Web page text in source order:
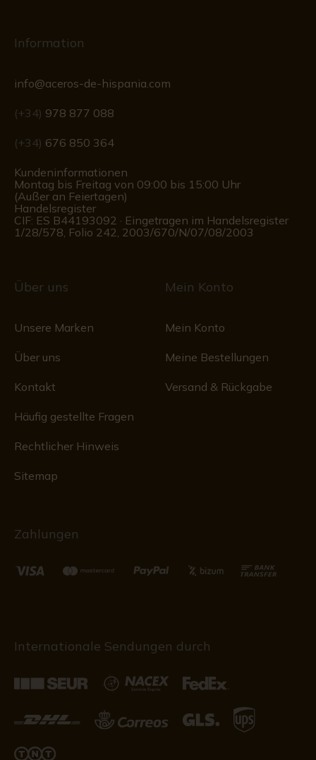
Information
info@aceros-de-hispania.com
(+34) 978 877 088
(+34) 676 850 364
Kundeninformationen
Montag bis Freitag von 09:00 bis 15:00 Uhr
(Außer an Feiertagen)
Handelsregister
CIF: ES B44193092 · Eingetragen im Handelsregister
1/28/578, Folio 242, 2003/670/N/07/08/2003
Über uns
Unsere Marken
Über uns
Kontakt
Häufig gestellte Fragen
Rechtlicher Hinweis
Sitemap
Mein Konto
Mein Konto
Meine Bestellungen
Versand & Rückgabe
Zahlungen
Internationale Sendungen durch